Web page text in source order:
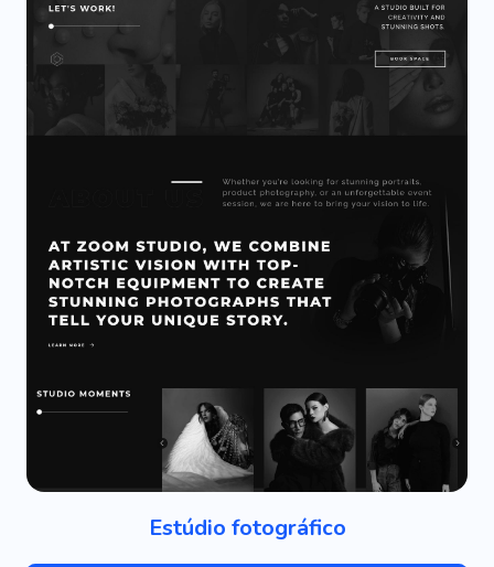
Estúdio fotográfico